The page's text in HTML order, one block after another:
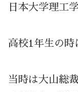
日本大学理工
高校1年生の時
当時は大山総